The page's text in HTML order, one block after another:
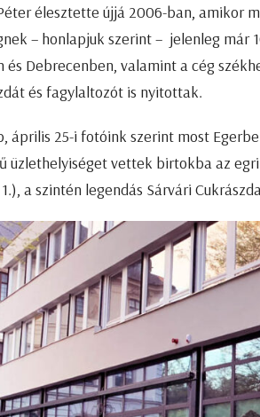
élesztette újjá 2006-ban, amikor
– honlapjuk szerint – jelenleg már
és Debrecenben, valamint a cég
és fagylaltozót is nyitottak.
április 25-i fotóink szerint most
üzlethelyiséget vettek birtokba az
a szintén legendás Sárvári